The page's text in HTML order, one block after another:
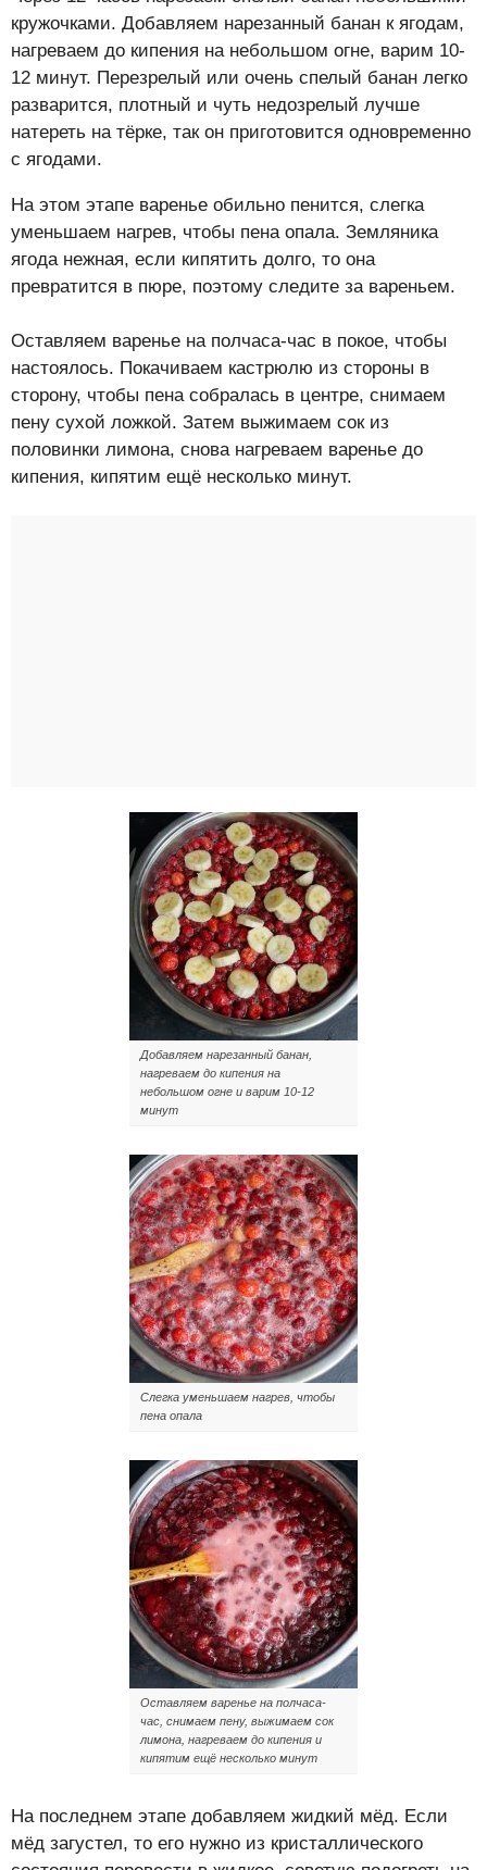
кружочками. Добавляем нарезанный банан к ягодам,
нагреваем до кипения на небольшом огне, варим 10-
12 минут. Перезрелый или очень спелый банан легко
разварится, плотный и чуть недозрелый лучше
натереть на тёрке, так он приготовится одновременно
с ягодами.
На этом этапе варенье обильно пенится, слегка
уменьшаем нагрев, чтобы пена опала. Земляника
ягода нежная, если кипятить долго, то она
превратится в пюре, поэтому следите за вареньем.
Оставляем варенье на полчаса-час в покое, чтобы
настоялось. Покачиваем кастрюлю из стороны в
сторону, чтобы пена собралась в центре, снимаем
пену сухой ложкой. Затем выжимаем сок из
половинки лимона, снова нагреваем варенье до
кипения, кипятим ещё несколько минут.
Добавляем нарезанный банан,
нагреваем до кипения на
небольшом огне и варим 10-12
минут
Слегка уменьшаем нагрев, чтобы
пена опала
Оставляем варенье на полчаса-
час, снимаем пену, выжимаем сок
лимона, нагреваем до кипения и
кипятим ещё несколько минут
На последнем этапе добавляем жидкий мёд. Если
мёд загустел, то его нужно из кристаллического